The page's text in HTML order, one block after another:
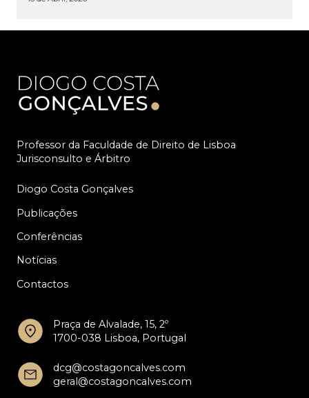
Professor da Faculdade de Direito de Lisboa
Jurisconsulto e Árbitro
Diogo Costa Gonçalves
Publicações
Conferências
Notícias
Contactos
Praça de Alvalade, 15, 2º
1700-038 Lisboa, Portugal
dcg@costagoncalves.com
geral@costagoncalves.com